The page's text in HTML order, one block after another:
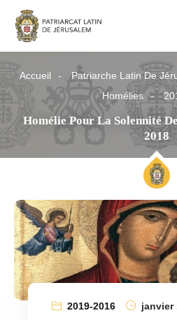
Accueil Patriarche Latin De
Homélies
Homélie Pour La Solennité
2018
2019-2016 janvier